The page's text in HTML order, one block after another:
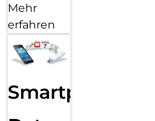
Mehr
erfahren
Smartphone